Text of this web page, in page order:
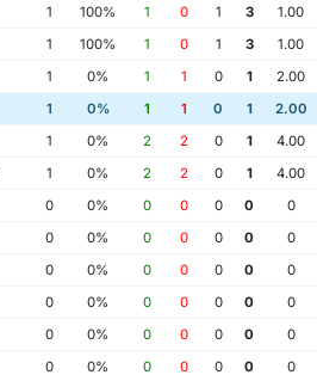
1 100% 1 0 1 3
1.00
1 100% 1 0 1 3
1.00
1 0% 1 1 0 1
2.00
1 0% 1 1 0 1
2.00
1 0% 2 2 0 1
4.00
1 0% 2 2 0 1
4.00
0 0% 0 0 0 0
0
0 0% 0 0 0 0
0
0 0% 0 0 0 0
0
0 0% 0 0 0 0
0
0 0% 0 0 0 0
0
0 0% 0 0 0 0
0